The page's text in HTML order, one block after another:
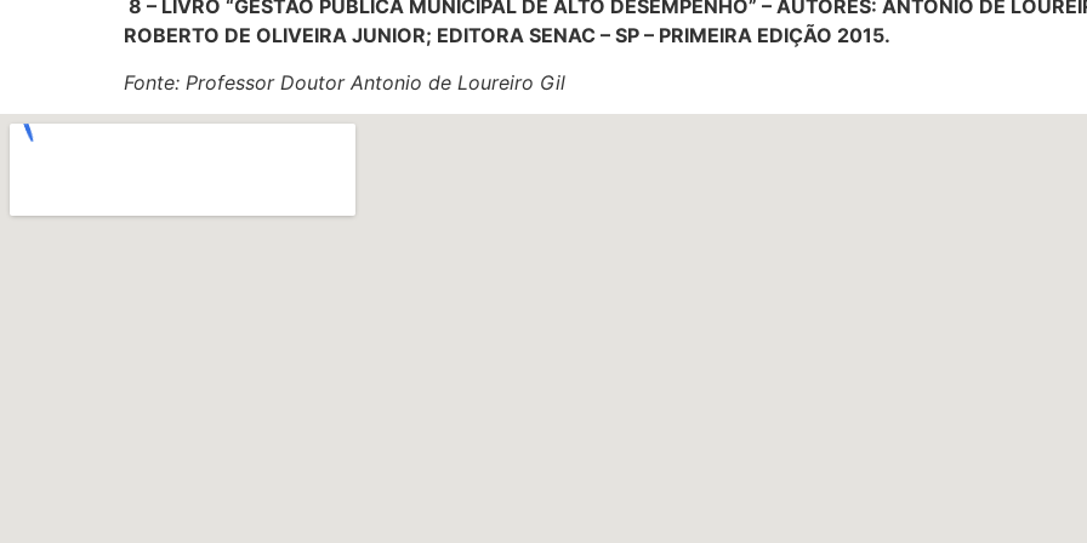
8 – LIVRO “GESTÃO PÚBLICA MUNICIPAL DE ALTO DESEMPENHO” – AUTORES: ANTONIO DE
ROBERTO DE OLIVEIRA JUNIOR; EDITORA SENAC – SP – PRIMEIRA EDIÇÃO 2015.
Fonte: Professor Doutor Antonio de Loureiro Gil